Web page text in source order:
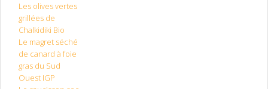
Les olives vertes
grillées de
Chalkidiki Bio
Le magret séché
de canard à foie
gras du Sud
Ouest IGP